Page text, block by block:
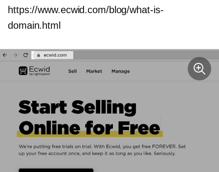
https://www.ecwid.com/blog/what-is-
domain.html